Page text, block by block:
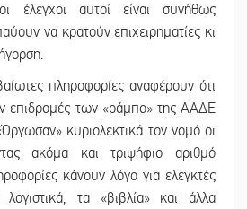
έλεγχοι αυτοί είναι συνήθως
να κρατούν επιχειρηματίες κι
πληροφορίες αναφέρουν ότι
επιδρομές των «ράμπο» της ΑΑΔΕ
κυριολεκτικά τον νομό οι
ακόμα και τριψήφιο αριθμό
κάνουν λόγο για ελεγκτές
τα «βιβλία» και άλλα